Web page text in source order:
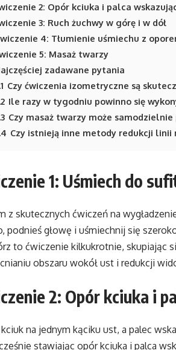
2: Opór kciuka i palca
3: Ruch żuchwy w górę i w dół
4: Tłumienie uśmiechu z
5: Masaż twarzy
zadawane pytania
Czy ćwiczenia izometryczne są
Ile razy w tygodniu powinno się
Czy masaż twarzy może
Czy istnieją inne metody redukcji linii
1: Uśmiech do
z skutecznych ćwiczeń na
podnieś głowę i uśmiechnij się
to ćwiczenie kilkukrotnie, skupiając
obszaru wokół ust i redukcji
2: Opór kciuka i
kciuk na jednym kąciku ust, a palec
stawiając opór kciuka i palca